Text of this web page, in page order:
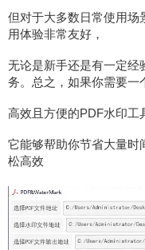
但对于大多数日常使用场
用体验非常友好，
无论是新手还是有一定经
务。总之，如果你需要一
高效且方便的PDF水印工
它能够帮助你节省大量时
松高效